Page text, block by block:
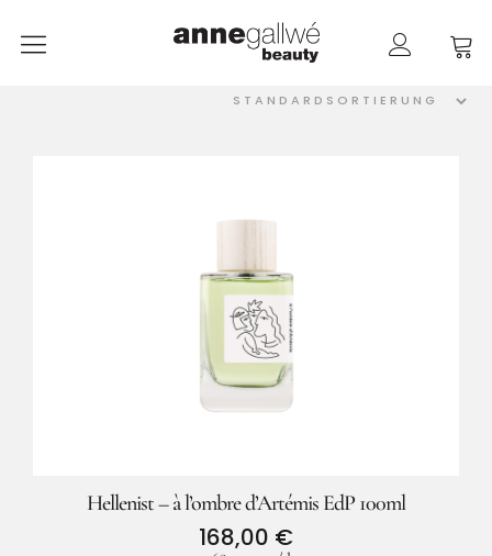
Home
Düfte
Pflege
Raumdüfte
weitere Marken im Ladenlokal
Marken
Hellenist – à l’ombre d’Artémis EdP 100ml
168,00 €